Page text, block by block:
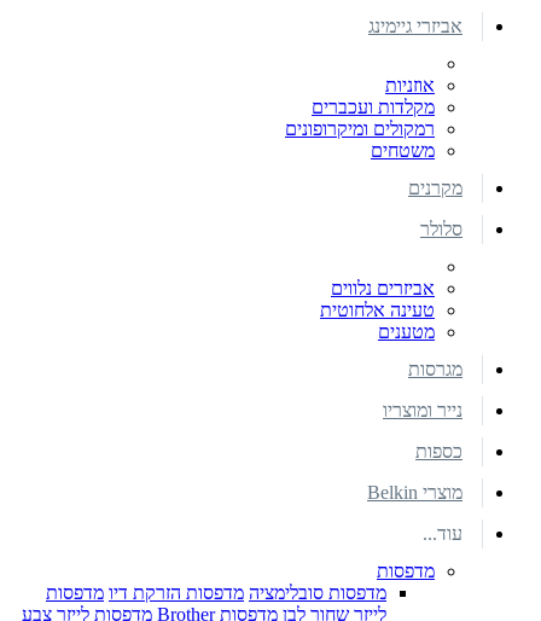
אביזרי גיימינג
אוזניות
מקלדות ועכברים
רמקולים ומיקרופונים
משטחים
מקרנים
סלולר
אביזרים נלווים
טעינה אלחוטית
מטענים
מגרסות
נייר ומוצריו
כספות
מוצרי Belkin
עוד...
מדפסות
מדפסות סובלימציה מדפסות הזרקת דיו מדפסות
לייזר שחור לבן מדפסות Brother
מדפסות לייזר צבע